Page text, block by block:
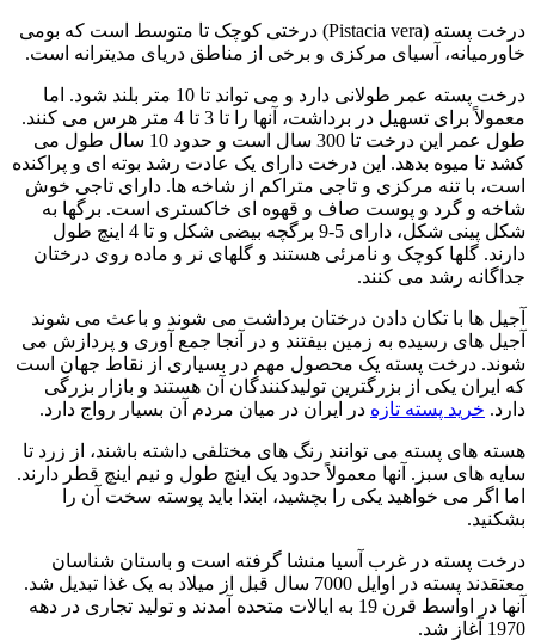
درخت پسته (Pistacia vera) درختی کوچک تا متوسط است که بومی
خاورمیانه، آسیای مرکزی و برخی از مناطق دریای مدیترانه است.
درخت پسته عمر طولانی دارد و می تواند تا 10 متر بلند شود. اما
معمولاً برای تسهیل در برداشت، آنها را تا 3 تا 4 متر هرس می کنند.
طول عمر این درخت تا 300 سال است و حدود 10 سال طول می
کشد تا میوه بدهد. این درخت دارای یک عادت رشد بوته ای و پراکنده
است، با تنه مرکزی و تاجی متراکم از شاخه ها. دارای تاجی خوش
شاخه و گرد و پوست صاف و قهوه ای خاکستری است. برگها به
شکل پینی شکل، دارای 5-9 برگچه بیضی شکل و تا 4 اینچ طول
دارند. گلها کوچک و نامرئی هستند و گلهای نر و ماده روی درختان
جداگانه رشد می کنند.
آجیل ها با تکان دادن درختان برداشت می شوند و باعث می شوند
آجیل های رسیده به زمین بیفتند و در آنجا جمع آوری و پردازش می
شوند. درخت پسته یک محصول مهم در بسیاری از نقاط جهان است
که ایران یکی از بزرگترین تولیدکنندگان آن هستند و بازار بزرگی
دارد. خرید پسته تازه در ایران در میان مردم آن بسیار رواج دارد.
هسته های پسته می توانند رنگ های مختلفی داشته باشند، از زرد تا
سایه های سبز. آنها معمولاً حدود یک اینچ طول و نیم اینچ قطر دارند.
اما اگر می خواهید یکی را بچشید، ابتدا باید پوسته سخت آن را
بشکنید.
درخت پسته در غرب آسیا منشا گرفته است و باستان شناسان
معتقدند پسته در اوایل 7000 سال قبل از میلاد به یک غذا تبدیل شد.
آنها در اواسط قرن 19 به ایالات متحده آمدند و تولید تجاری در دهه
1970 آغاز شد.